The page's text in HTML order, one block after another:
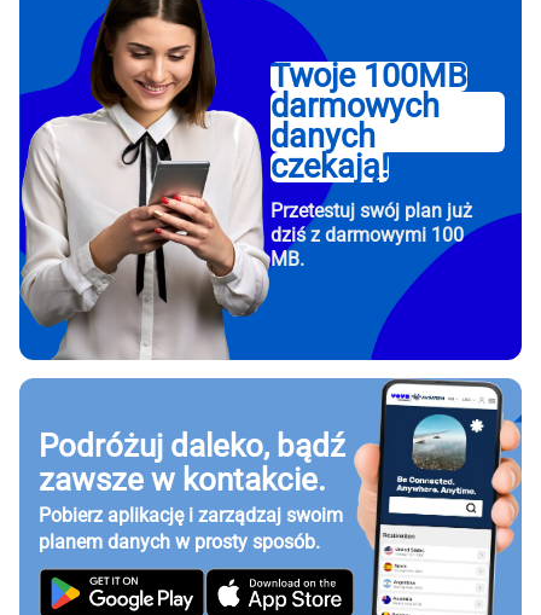
Twoje 100MB
darmowych
danych
czekają!
Przetestuj swój plan już
dziś z darmowymi 100
MB.
Podróżuj daleko, bądź
zawsze w kontakcie.
Pobierz aplikację i zarządzaj swoim
planem danych w prosty sposób.